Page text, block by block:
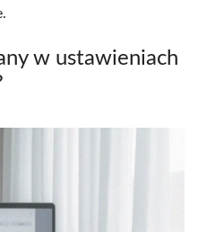
w ustawieniach